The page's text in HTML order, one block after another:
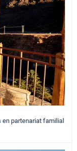
en partenariat familial